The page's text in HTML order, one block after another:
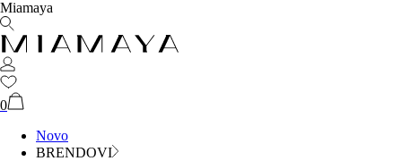
Miamaya
0
Novo
BRENDOVI